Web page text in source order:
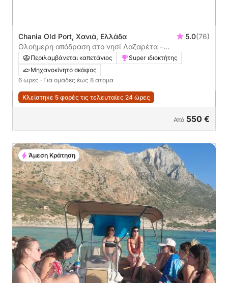
Chania Old Port, Χανιά, Ελλάδα 5.0(76)
Ολοήμερη απόδραση στο νησί Λαζαρέτα –
Εξερευνήστε τους κρυμμένους κόλπους και τα
κρυστάλλινα νερά
Περιλαμβάνεται καπετάνιος
Super ιδιοκτήτης
Μηχανοκίνητο σκάφος
6 ώρες · Για ομάδες έως 8 άτομα
Κλείστηκε 5 φορές τις τελευταίες 24 ώρες
Από 550 €
Άμεση Κράτηση